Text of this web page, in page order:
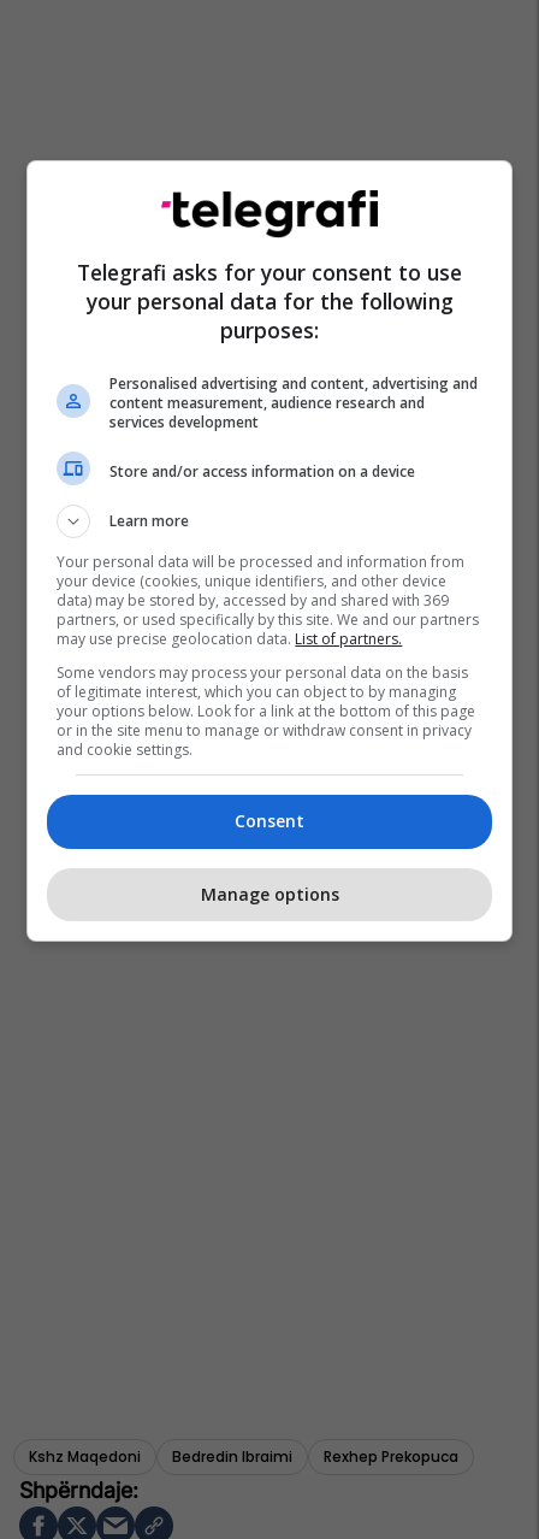
Kshz Maqedoni Bedredin Ibraimi Rexhep Prekopuca
Telegrafi asks for your consent to use
your personal data for the following
purposes:
Personalised advertising and content, advertising and
content measurement, audience research and
services development
Store and/or access information on a device
Learn more
Your personal data will be processed and information from
your device (cookies, unique identifiers, and other device
data) may be stored by, accessed by and shared with 369
partners, or used specifically by this site. We and our partners
may use precise geolocation data. List of partners.
Some vendors may process your personal data on the basis
of legitimate interest, which you can object to by managing
your options below. Look for a link at the bottom of this page
or in the site menu to manage or withdraw consent in privacy
and cookie settings.
Consent
Manage options